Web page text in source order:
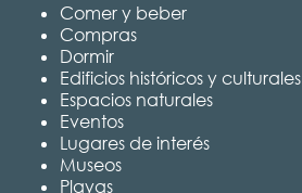
Comer y beber
Compras
Dormir
Edificios históricos y culturales
Espacios naturales
Eventos
Lugares de interés
Museos
Playas